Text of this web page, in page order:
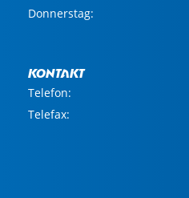
Donnerstag:
Kontakt
Telefon:
Telefax: